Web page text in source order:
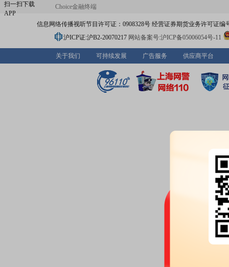
股东户数：2026年06月18日公
2026-06-09
股东户数：2026年06月09日公
2026年06月02日披
2026年05月25日公
扫一扫下载
APP
Choice金融终端
信息网络传播视听节目许可证：0908328号 经营证券期货业务许可证编
沪ICP证:沪B2-20070217 网站备案号:沪ICP备05006054号-11
关于我们 可持续发展 广告服务 供应商平台